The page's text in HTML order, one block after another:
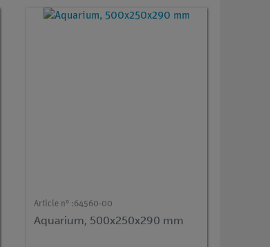
Article n° :64560-00
Aquarium, 500x250x290 mm